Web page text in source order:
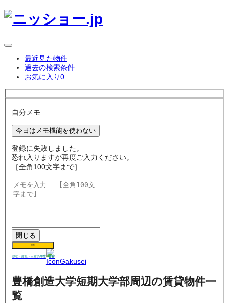
最近見た物件
過去の検索条件
お気に入り0
自分メモ
今日はメモ機能を使わない
登録に失敗しました。
恐れ入りますが再度ご入力ください。
［全角100文字まで］
閉じる
保存
愛知・岐阜・三重の学生 賃貸
豊橋創造大学短期大学部周辺の賃貸物件一
覧